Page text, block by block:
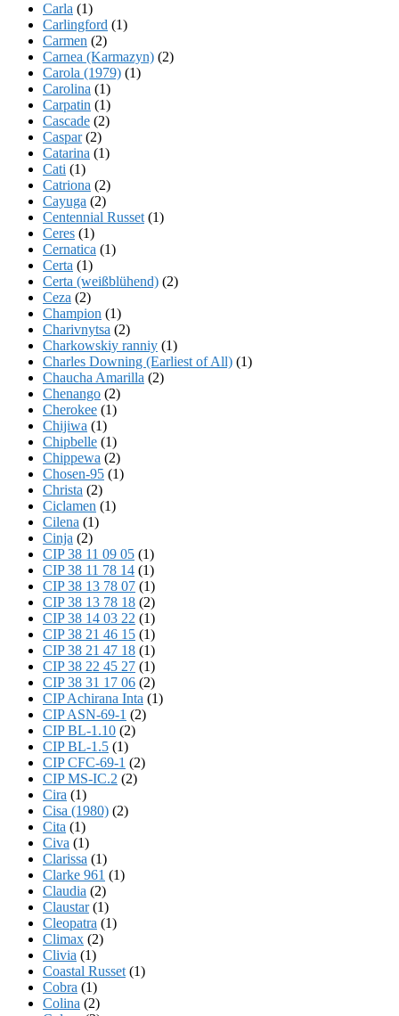
Carla (1)
Carlingford (1)
Carmen (2)
Carnea (Karmazyn) (2)
Carola (1979) (1)
Carolina (1)
Carpatin (1)
Cascade (2)
Caspar(2)
Catarina (1)
Cati (1)
Catriona (2)
Cayuga (2)
Centennial Russet (1)
Ceres (1)
Cernatica (1)
Certa (1)
Certa (weißblühend) (2)
Ceza (2)
Champion (1)
Charivnytsa (2)
Charkowskiy ranniy (1)
Charles Downing (Earliest of All) (1)
Chaucha Amarilla (2)
Chenango (2)
Cherokee (1)
Chijiwa (1)
Chipbelle (1)
Chippewa (2)
Chosen-95 (1)
Christa (2)
Ciclamen (1)
Cilena (1)
Cinja (2)
CIP 38 11 09 05 (1)
CIP 38 11 78 14 (1)
CIP 38 13 78 07 (1)
CIP 38 13 78 18 (2)
CIP 38 14 03 22 (1)
CIP 38 21 46 15 (1)
CIP 38 21 47 18 (1)
CIP 38 22 45 27 (1)
CIP 38 31 17 06 (2)
CIP Achirana Inta (1)
CIP ASN-69-1 (2)
CIP BL-1.10 (2)
CIP BL-1.5 (1)
CIP CFC-69-1 (2)
CIP MS-IC.2 (2)
Cira (1)
Cisa (1980) (2)
Cita (1)
Civa (1)
Clarissa (1)
Clarke 961 (1)
Claudia (2)
Claustar(1)
Cleopatra (1)
Climax (2)
Clivia (1)
Coastal Russet (1)
Cobra (1)
Colina (2)